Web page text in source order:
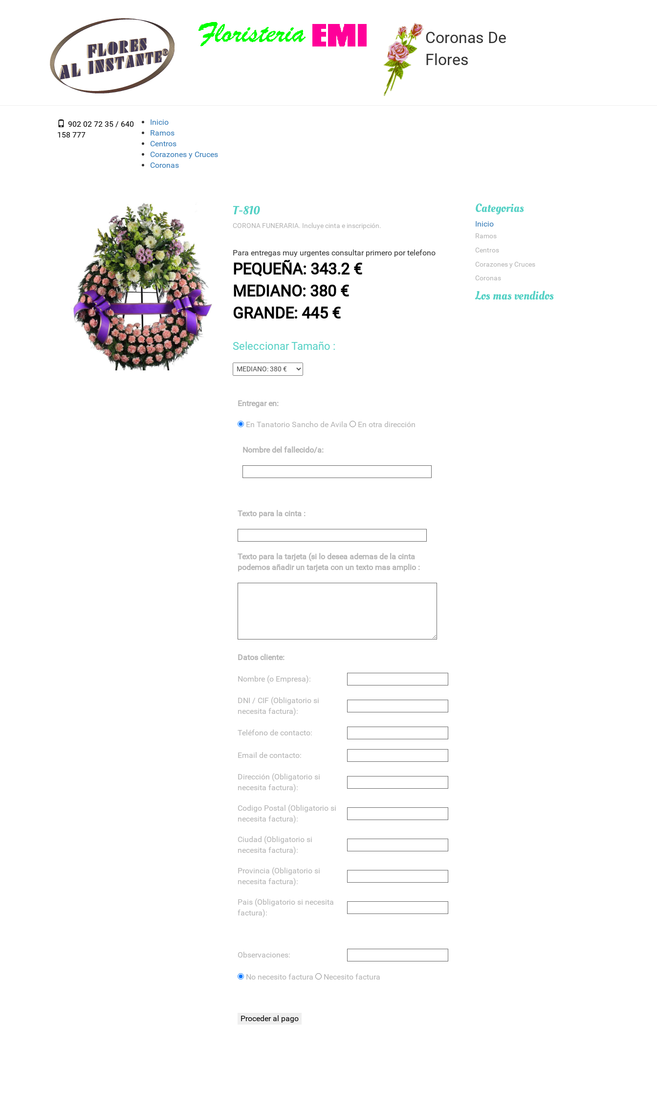
Coronas De
Flores
902 02 72 35 / 640
158 777
Inicio
Ramos
Centros
Corazones y Cruces
Coronas
T-810
CORONA FUNERARIA. Incluye cinta e inscripción.
Para entregas muy urgentes consultar primero por telefono
PEQUEÑA: 343.2 €
MEDIANO: 380 €
GRANDE: 445 €
Seleccionar Tamaño :
Entregar en:
En Tanatorio Sancho de Avila En otra dirección
Nombre del fallecido/a:
Texto para la cinta :
Texto para la tarjeta (si lo desea ademas de la cinta
podemos añadir un tarjeta con un texto mas amplio :
Datos cliente:
Nombre (o Empresa):
DNI / CIF (Obligatorio si
necesita factura):
Teléfono de contacto:
Email de contacto:
Dirección (Obligatorio si
necesita factura):
Codigo Postal (Obligatorio si
necesita factura):
Ciudad (Obligatorio si
necesita factura):
Provincia (Obligatorio si
necesita factura):
Pais (Obligatorio si necesita
factura):
Observaciones:
No necesito factura Necesito factura
Categorias
Inicio
Ramos
Centros
Corazones y Cruces
Coronas
Los mas vendidos